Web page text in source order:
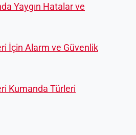
Yaygın Hatalar ve
İçin Alarm ve Güvenlik
Kumanda Türleri